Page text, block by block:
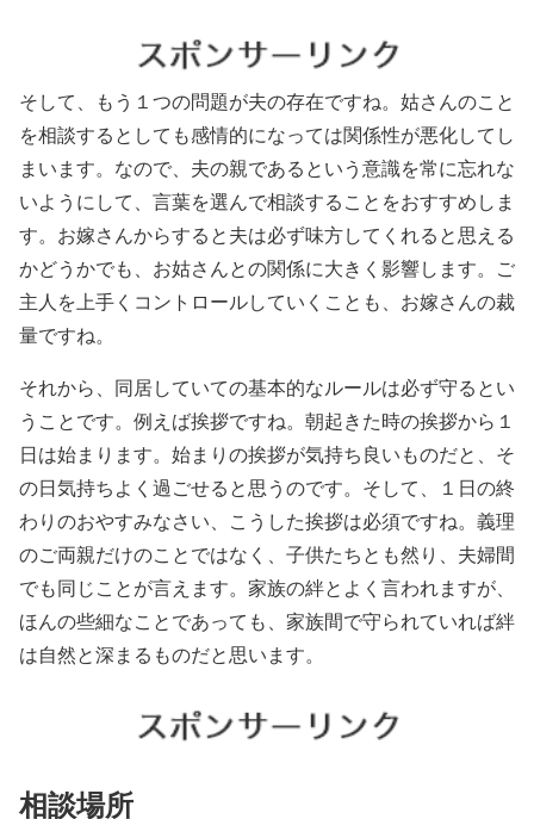
そして、もう１つの問題が夫の存在ですね。姑さんのこと
を相談するとしても感情的になっては関係性が悪化してし
まいます。なので、夫の親であるという意識を常に忘れな
いようにして、言葉を選んで相談することをおすすめしま
す。お嫁さんからすると夫は必ず味方してくれると思える
かどうかでも、お姑さんとの関係に大きく影響します。ご
主人を上手くコントロールしていくことも、お嫁さんの裁
量ですね。
それから、同居していての基本的なルールは必ず守るとい
うことです。例えば挨拶ですね。朝起きた時の挨拶から１
日は始まります。始まりの挨拶が気持ち良いものだと、そ
の日気持ちよく過ごせると思うのです。そして、１日の終
わりのおやすみなさい、こうした挨拶は必須ですね。義理
のご両親だけのことではなく、子供たちとも然り、夫婦間
でも同じことが言えます。家族の絆とよく言われますが、
ほんの些細なことであっても、家族間で守られていれば絆
は自然と深まるものだと思います。
相談場所